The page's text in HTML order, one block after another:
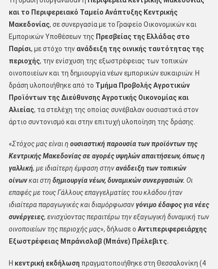
και το Περιφερειακό Ταμείο Ανάπτυξης Κεντρικής
Μακεδονίας, σε συνεργασία με το Γραφείο Οικονομικών και
Εμπορικών Υποθέσεων της Πρεσβείας της Ελλάδας στο
Παρίσι, με στόχο την ανάδειξη της οινικής ταυτότητας της
περιοχής, την ενίσχυση της εξωστρέφειας των τοπικών
οινοποιείων και τη δημιουργία νέων εμπορικών ευκαιριών. Η
δράση υλοποιήθηκε από το Τμήμα Προβολής Αγροτικών
Προϊόντων της Διεύθυνσης Αγροτικής Οικονομίας και
Αλιείας, τα στελέχη της οποίας συνέβαλαν ουσιαστικά στον
άρτιο συντονισμό και στην επιτυχή υλοποίηση της δράσης.
«Στόχος μας είναι η ουσιαστική παρουσία των προϊόντων της
Κεντρικής Μακεδονίας σε αγορές υψηλών απαιτήσεων, όπως η
γαλλική, με ιδιαίτερη έμφαση στηνανάδειξη των τοπικών
οίνωνκαι στη δημιουργία νέων, δυναμικών συνεργασιών. Οι
επαφές με τους Γάλλους επαγγελματίες του κλάδου ήταν
ιδιαίτερα παραγωγικές και διαμόρφωσανγόνιμο έδαφος για νέες
συνέργειες, ενισχύοντας περαιτέρω την εξαγωγική δυναμική των
οινοποιείων της περιοχής μας», δήλωσε ο Αντιπεριφερειάρχης
Εξωστρέφειας Μπράνισλαβ (Μπάνε) Πρέλεβιτς.
Η κεντρική εκδήλωση πραγματοποιήθηκε στη Θεσσαλονίκη (4